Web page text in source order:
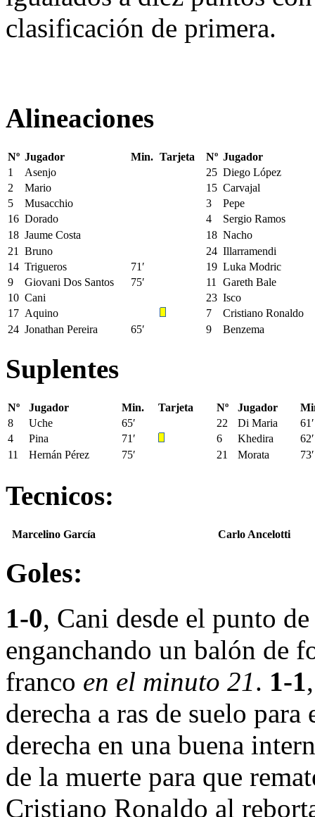
clasificación de primera.
Alineaciones
Nº Jugador Min. Tarjeta Nº Jugador
1
Asenjo 25 Diego López
2
Mario 15 Carvajal
5
Musacchio 3
Pepe
16 Dorado 4
Sergio Ramos
18 Jaume Costa 18 Nacho
21
Bruno 24 Illarramendi
14 Trigueros 71′ 19 Luka Modric
9
Giovani Dos Santos 75′ 11
Gareth Bale
10 Cani 23 Isco
17 Aquino 7
Cristiano Ronaldo
24 Jonathan Pereira 65′ 9 Benzema
Suplentes
Nº Jugador Min. Tarjeta Nº Jugador
8
Uche 65′ 22 Di Maria
61′
4
Pina 71′ 6 Khedira
62′
11
Hernán Pérez 75′ 21 Morata 73′
Tecnicos:
Marcelino García Carlo Ancelotti
Goles:
1-0, Cani desde el punto
enganchando un balón de
franco en el minuto 21. 1-1
derecha a ras de suelo
derecha en una buena
de la muerte para que
Cristiano Ronaldo al